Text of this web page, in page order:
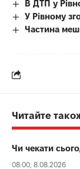
В ДТП у
У Рівному
Частина
Читайте
Чи чекати
08:00, 8.08.2026